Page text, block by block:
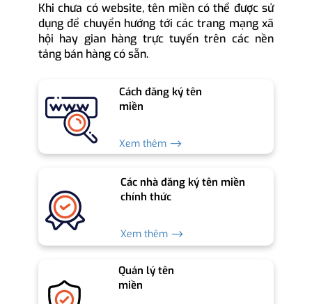
Khi chưa có website, tên miền có thể được sử
dụng để chuyển hướng tới các trang mạng xã
hội hay gian hàng trực tuyến trên các nền
tảng bán hàng có sẵn.
Cách đăng ký tên
miền
Xem thêm ⟶
Các nhà đăng ký tên miền
chính thức
Xem thêm ⟶
Quản lý tên
miền